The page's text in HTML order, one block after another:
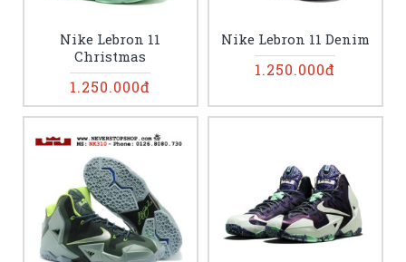
Nike Lebron 11
Christmas
1.250.000đ
Nike Lebron 11 Denim
1.250.000đ